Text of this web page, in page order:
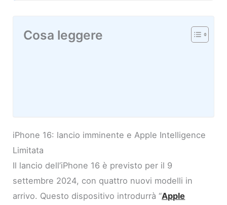
Cosa leggere
iPhone 16: lancio imminente e Apple Intelligence
Limitata
Il lancio dell’iPhone 16 è previsto per il 9
settembre 2024, con quattro nuovi modelli in
arrivo. Questo dispositivo introdurrà “Apple